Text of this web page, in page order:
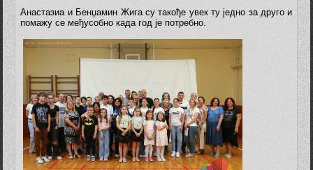
Анастазиа и Бенџамин Жига су такође увек ту једно за друго и
помажу се међусобно када год је потребно.